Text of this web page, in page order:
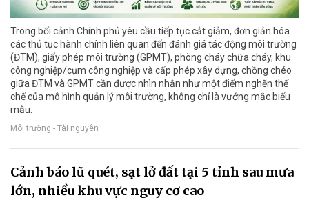
Trong bối cảnh Chính phủ yêu cầu tiếp tục cắt giảm, đơn giản hóa
các thủ tục hành chính liên quan đến đánh giá tác động môi trường
(ĐTM), giấy phép môi trường (GPMT), phòng cháy chữa cháy, khu
công nghiệp/cụm công nghiệp và cấp phép xây dựng, chồng chéo
giữa ĐTM và GPMT cần được nhìn nhận như một điểm nghẽn thể
chế của mô hình quản lý môi trường, không chỉ là vướng mắc biểu
mẫu.
Môi trường - Tài nguyên
Cảnh báo lũ quét, sạt lở đất tại 5 tỉnh sau mưa
lớn, nhiều khu vực nguy cơ cao